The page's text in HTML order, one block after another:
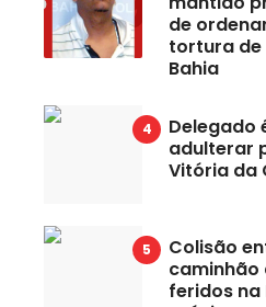
de
tortura de
Bahia
Delegado
adulterar
Vitória da
Colisão
caminhão
feridos na